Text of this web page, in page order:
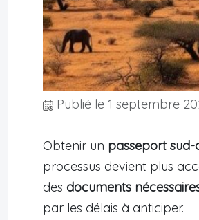
Publié le 1 septembre
Obtenir un passeport sud-
processus devient plus
des documents
par les délais à anticiper.